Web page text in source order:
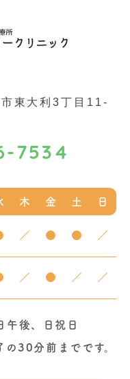
東大利3丁目11-
7534
木 金 土 日
／ ● ● ／
／ ● ／ ／
午後、日祝日
30分前までです。